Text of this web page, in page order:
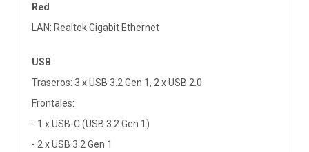
Red
LAN: Realtek Gigabit Ethernet
USB
Traseros: 3 x USB 3.2 Gen 1, 2 x USB 2.0
Frontales:
- 1 x USB-C (USB 3.2 Gen 1)
- 2 x USB 3.2 Gen 1